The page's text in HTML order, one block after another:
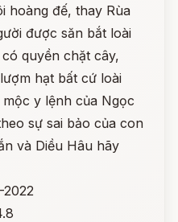
hoàng đế, thay Rùa
được săn bắt loài
quyền chặt cây,
hạt bất cứ loài
y lệnh của Ngọc
sự sai bảo của con
và Diều Hâu hãy